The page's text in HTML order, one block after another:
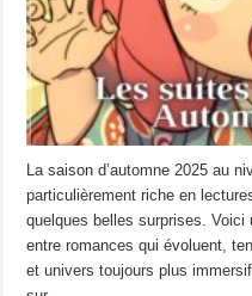
La saison d’automne 2025 au
particulièrement riche en
quelques belles surprises. Voici
entre romances qui évoluent,
et univers toujours plus